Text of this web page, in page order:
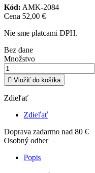
Kód: AMK-2084
Cena 52,00 €
Nie sme platcami DPH.
Bez dane
Množstvo
 Vložiť do košíka
Zdieľať
Zdieľať
Doprava zadarmo nad 80 €
Osobný odber
Popis